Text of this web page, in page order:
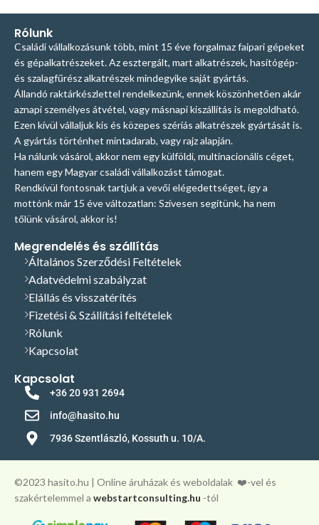
Rólunk
Családi vállalkozásunk több, mint 15 éve forgalmaz faipari gépeket
és gépalkatrészeket. Az esztergált, mart alkatrészek, hasítógép-
és szalagfűrész alkatrészek mindegyike saját gyártás.
Állandó raktárkészlettel rendelkezünk, ennek köszönhetően akár
aznapi személyes átvétel, vagy másnapi kiszállítás is megoldható.
Ezen kívül vállaljuk kis és közepes szériás alkatrészek gyártását is.
A gyártás történhet mintadarab, vagy rajz alapján.
Ha nálunk vásárol, akkor nem egy külföldi, multinacionális céget,
hanem egy Magyar családi vállalkozást támogat.
Rendkívül fontosnak tartjuk a vevői elégedettséget, így a
mottónk már 15 éve változatlan: Szívesen segítünk, ha nem
tőlünk vásárol, akkor is!
Megrendelés és szállítás
Általános Szerződési Feltételek
Adatvédelmi szabályzat
Elállás és visszatérítés
Fizetési & Szállítási feltételek
Rólunk
Kapcsolat
Kapcsolat
+36 20 931 2694
info@hasito.hu
7936 Szentlászló, Kossuth u. 10/A.
©️2023 hasito.hu | Online áruházak és weboldalak ❤️-vel és
szakértelemmel a webstartconsulting.hu -tól